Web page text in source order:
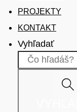
PROJEKTY
KONTAKT
Vyhľadať